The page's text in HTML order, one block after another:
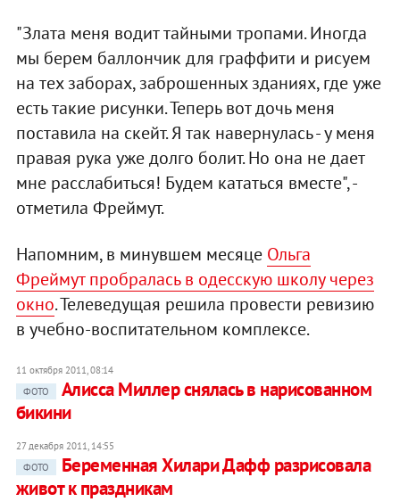
"Злата меня водит тайными тропами. Иногда
мы берем баллончик для граффити и рисуем
на тех заборах, заброшенных зданиях, где уже
есть такие рисунки. Теперь вот дочь меня
поставила на скейт. Я так навернулась - у меня
правая рука уже долго болит. Но она не дает
мне расслабиться! Будем кататься вместе", -
отметила Фреймут.
Напомним, в минувшем месяце Ольга
Фреймут пробралась в одесскую школу через
окно. Телеведущая решила провести ревизию
в учебно-воспитательном комплексе.
11 октября 2011, 08:14
ФОТО
Алисса Миллер снялась в нарисованном
бикини
27 декабря 2011, 14:55
ФОТО
Беременная Хилари Дафф разрисовала
живот к праздникам